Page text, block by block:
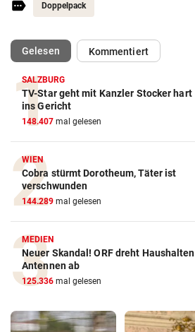
Doppelpack
Gelesen(ausgewählt)Kommentiert
SALZBURG
TV-Star geht mit Kanzler Stocker hart
ins Gericht
148.407 mal gelesen
WIEN
Cobra stürmt Dorotheum, Täter ist
verschwunden
144.289 mal gelesen
MEDIEN
Neuer Skandal! ORF dreht Haushalten
Antennen ab
125.336 mal gelesen